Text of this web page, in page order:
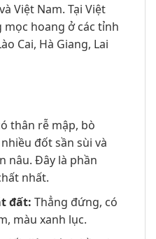
Việt Nam. Tại Việt
hoang ở các tỉnh
Cai, Hà Giang, Lai
thân rễ mập, bò
đốt sần sùi và
nâu. Đây là phần
nhất.
đất: Thẳng đứng, có
màu xanh lục.